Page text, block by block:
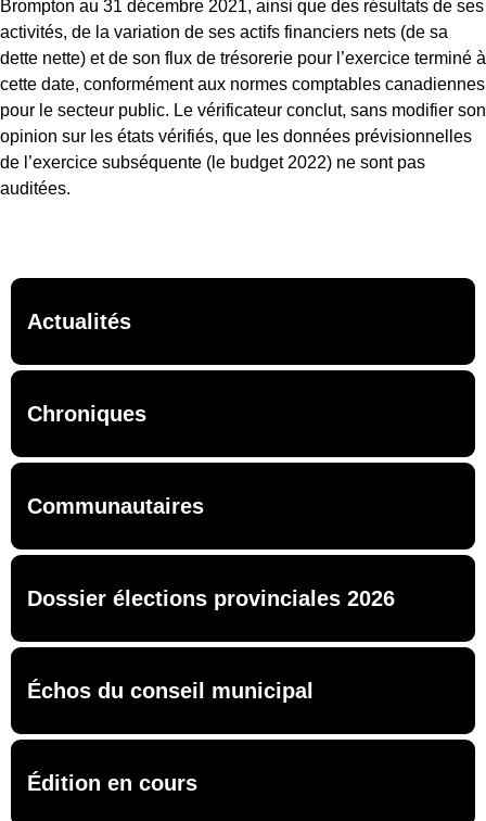
Brompton au 31 décembre 2021, ainsi que des résultats de ses
activités, de la variation de ses actifs financiers nets (de sa
dette nette) et de son flux de trésorerie pour l’exercice terminé à
cette date, conformément aux normes comptables canadiennes
pour le secteur public. Le vérificateur conclut, sans modifier son
opinion sur les états vérifiés, que les données prévisionnelles
de l’exercice subséquente (le budget 2022) ne sont pas
auditées.
Actualités
Chroniques
Communautaires
Dossier élections provinciales 2026
Échos du conseil municipal
Édition en cours